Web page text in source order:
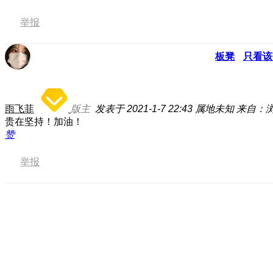
举报
板凳 只看
雨飞菲 版主 发表于 2021-1-7 22:43 属地未知 来自：
贵在坚持！加油！
赞
举报